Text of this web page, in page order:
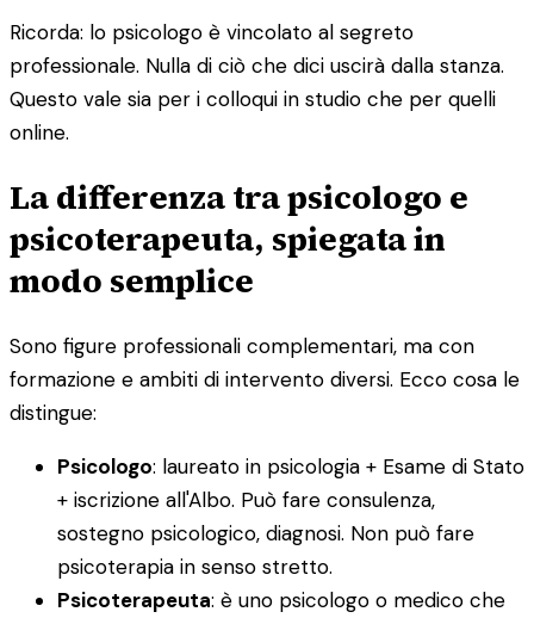
Ricorda: lo psicologo è vincolato al segreto
professionale. Nulla di ciò che dici uscirà dalla stanza.
Questo vale sia per i colloqui in studio che per quelli
online.
La differenza tra psicologo e
psicoterapeuta, spiegata in
modo semplice
Sono figure professionali complementari, ma con
formazione e ambiti di intervento diversi. Ecco cosa le
distingue:
Psicologo: laureato in psicologia + Esame di Stato
+ iscrizione all'Albo. Può fare consulenza,
sostegno psicologico, diagnosi. Non può fare
psicoterapia in senso stretto.
Psicoterapeuta: è uno psicologo o medico che